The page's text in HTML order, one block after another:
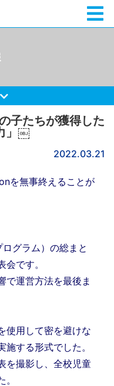
子たちが獲得した
」￼
2022.03.21
を無事終えることが
グラム）の総まと
です。
で運営方法を最後ま
使用して密を避けな
する形式でした。
を撮影し、全校児童